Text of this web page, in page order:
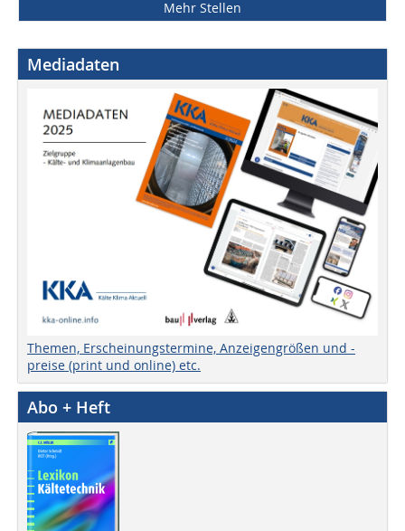
Mehr Stellen
Mediadaten
Themen, Erscheinungstermine, Anzeigengrößen und -
preise (print und online) etc.
Abo + Heft